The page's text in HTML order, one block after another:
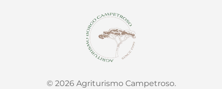
© 2026Agriturismo Campetroso.